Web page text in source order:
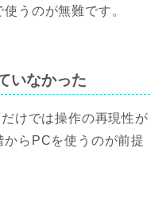
うのが無難です。
いなかった
けでは操作の再現性が
らPCを使うのが前提